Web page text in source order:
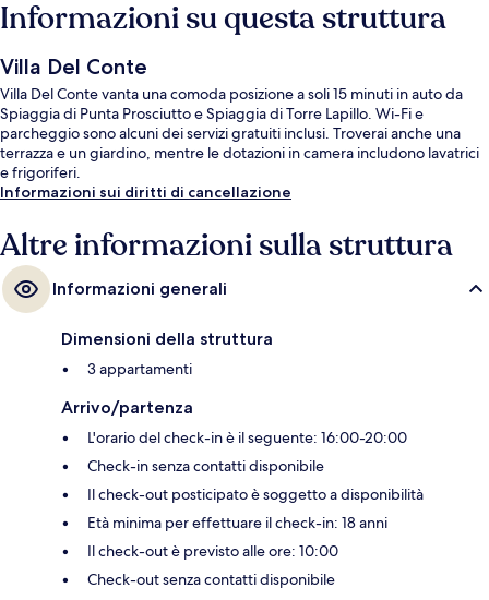
Informazioni su questa struttura
Villa Del Conte
Villa Del Conte vanta una comoda posizione a soli 15 minuti in auto da
Spiaggia di Punta Prosciutto e Spiaggia di Torre Lapillo. Wi-Fi e
parcheggio sono alcuni dei servizi gratuiti inclusi. Troverai anche una
terrazza e un giardino, mentre le dotazioni in camera includono lavatrici
e frigoriferi.
Informazioni sui diritti di cancellazione
Altre informazioni sulla struttura
Informazioni generali
Dimensioni della struttura
3 appartamenti
Arrivo/partenza
L'orario del check-in è il seguente: 16:00-20:00
Check-in senza contatti disponibile
Il check-out posticipato è soggetto a disponibilità
Età minima per effettuare il check-in: 18 anni
Il check-out è previsto alle ore: 10:00
Check-out senza contatti disponibile